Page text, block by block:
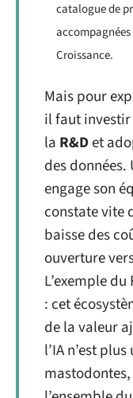
catalogue de
Croissance.
Mais pour
il faut
la R&Det
des
engage son
constate vite
baisse des
ouverture
L’exemple
: cet
de la valeur
l’IA n’est